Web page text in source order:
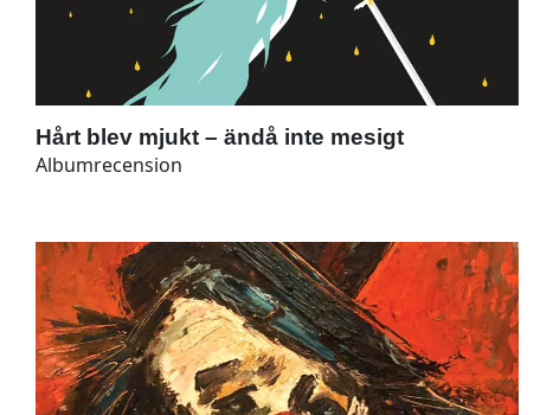
Hårt blev mjukt – ändå inte mesigt
Albumrecension